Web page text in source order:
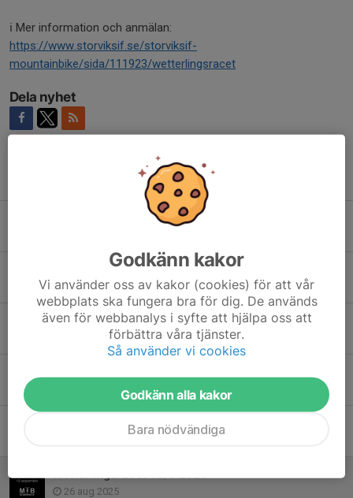
ℹ️ Mer information och anmälan:
https://www.storviksif.se/storviksif-
mountainbike/sida/111923/wetterlingsracet
Dela nyhet
Hohällabravaden MTB 2026
14 apr, 21:28
Licens 2026
13 apr, 07:48
Klädprovning torsdag 12/2
26 aug 2025
Godkänn kakor
Vi använder oss av kakor (cookies) för att vår
webbplats ska fungera bra för dig. De används
även för webbanalys i syfte att hjälpa oss att
förbättra våra tjänster.
Så använder vi cookies
Godkänn alla kakor
Bara nödvändiga